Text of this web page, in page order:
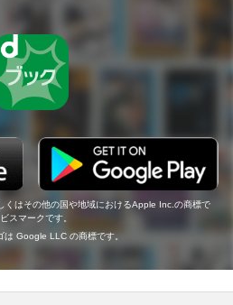
はその他の国や地域におけるApple Inc.の商標で
スマークです。
Google LLC の商標です。